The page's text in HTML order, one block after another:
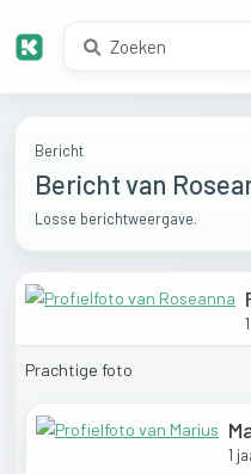
Bericht
Bericht van
Losse berichtweergave.
Prachtige foto
1